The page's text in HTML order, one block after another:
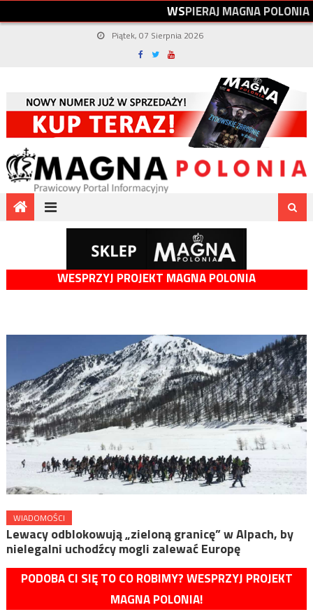
WSPIERAJMAGNAPOLONIA
Piątek, 07 Sierpnia 2026
WESPRZYJ PROJEKT MAGNA POLONIA
WIADOMOŚCI
Lewacy odblokowują „zieloną granicę” w Alpach, by
nielegalni uchodźcy mogli zalewać Europę
PODOBA CI SIĘ TO CO ROBIMY? WESPRZYJ PROJEKT
MAGNA POLONIA!